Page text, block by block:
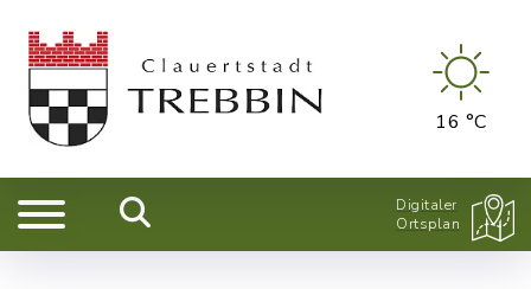
16 °C
Digitaler
Ortsplan